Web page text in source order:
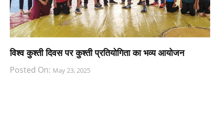
विश्व कुश्ती दिवस पर कुश्ती प्रतियोगिता का भव्य आयोजन
Posted On: May 23, 2025